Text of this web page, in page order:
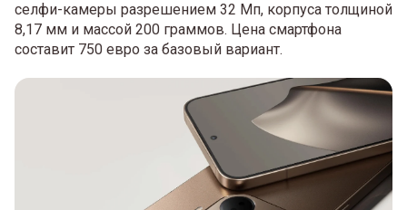
селфи-камеры разрешением 32 Мп, корпуса толщиной
8,17 мм и массой 200 граммов. Цена смартфона
составит 750 евро за базовый вариант.